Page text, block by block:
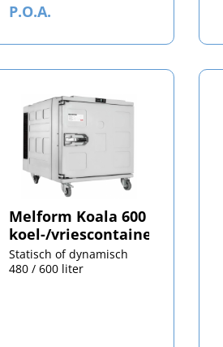
P.O.A.
Melform Koala 600
koel-/vriescontainer
Statisch of dynamisch
480 / 600 liter